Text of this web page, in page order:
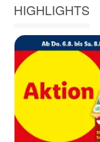
HIGHLIGHTS